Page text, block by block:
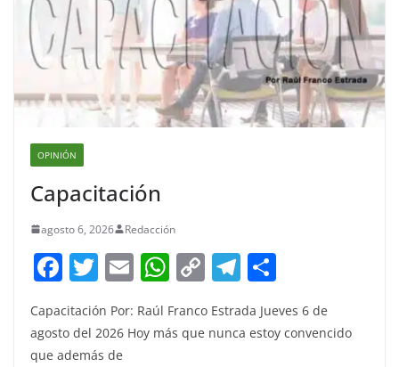
OPINIÓN
Capacitación
agosto 6, 2026 Redacción
F
c
e
T
itt
er
E
ai
W
at
C
p
T
e ar
e
Capacitación Por: Raúl Franco Estrada Jueves 6 de
agosto del 2026 Hoy más que nunca estoy convencido
que además de